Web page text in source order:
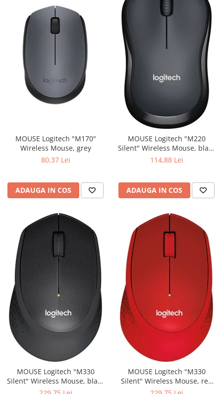
MOUSE Logitech "M170"
Wireless Mouse, grey
80,37 Lei
ADAUGA IN COS
MOUSE Logitech "M220
Silent" Wireless Mouse, black
"910-004878" (include timbru114,88 Lei
ADAUGA IN COS
MOUSE Logitech "M330
Silent" Wireless Mouse, black
"910-004909" (include timbru
MOUSE Logitech "M330
Silent" Wireless Mouse, red
"910-004911" (include timbru